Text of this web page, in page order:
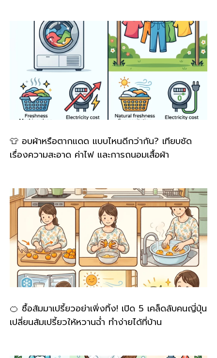
👕 อบผ้าหรือตากแดด แบบไหนดีกว่ากัน? เทียบชัด
เรื่องความสะอาด ค่าไฟ และการถนอมเสื้อผ้า
🍊 ซื้อส้มมาเปรี้ยวอย่าเพิ่งทิ้ง! เปิด 5 เคล็ดลับคนญี่ปุ่น
เปลี่ยนส้มเปรี้ยวให้หวานฉ่ำ ทำง่ายได้ที่บ้าน